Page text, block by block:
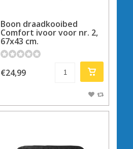
Boon draadkooibed
Comfort ivoor voor nr. 2,
67x43 cm.
€24,99